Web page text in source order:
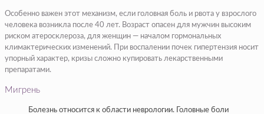
Особенно важен этот механизм, если головная боль и рвота у взрослого
человека возникла после 40 лет. Возраст опасен для мужчин высоким
риском атеросклероза, для женщин — началом гормональных
климактерических изменений. При воспалении почек гипертензия носит
упорный характер, кризы сложно купировать лекарственными
препаратами.
Мигрень
Болезнь относится к области неврологии. Головные боли